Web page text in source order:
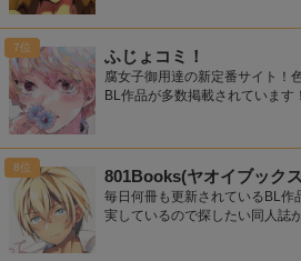
ふじょコミ！
腐女子御用達の新定番サイト！
BL作品が多数掲載されています！
801Books(ヤオイブック
毎日何冊も更新されているBL作
実しているので探したい同人誌